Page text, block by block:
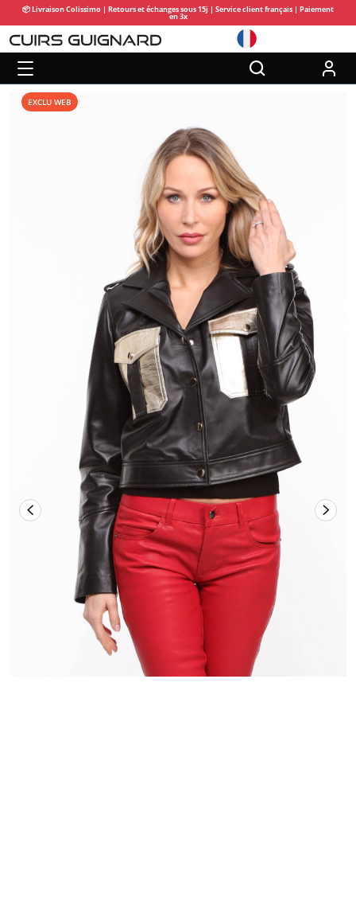
📦 Livraison Colissimo | Retours et échanges sous 15j | Service client français | Paiement
en 3x
EXCLU WEB